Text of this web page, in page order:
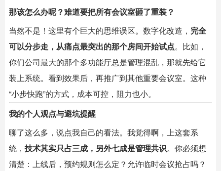
那该怎么办呢？难道要把所有会议室砸了重装？
当然不是！这里有个巨大的思维误区。数字化改造， 完全
可以分步走，从痛点最突出的那个房间开始试点。比如，
你们公司最大的那个多功能厅总是管理混乱，那就先给它
装上系统。看到效果后，再推广到其他重要会议室。这种
“小步快跑”的方式，成本可控，阻力也小。
我的个人观点与避坑提醒
聊了这么多，说点我自己的看法。我觉得啊，上这套系
统， 技术其实只占三成，另外七成是管理共识。你必须想
清楚：上线后，预约规则怎么定？允许临时会议抢占吗？